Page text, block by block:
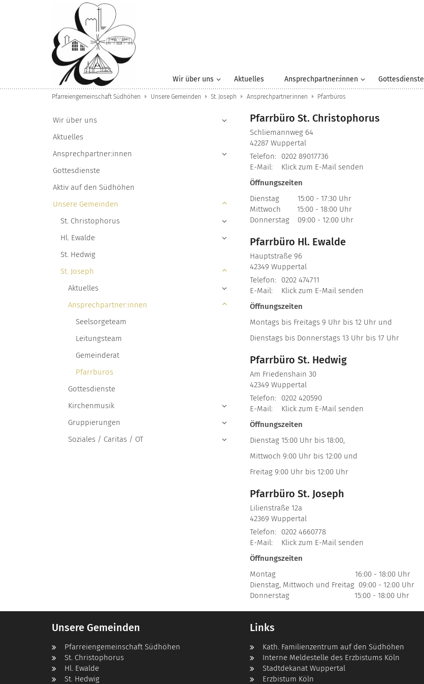
Wir über uns Aktuelles Ansprechpartner:innen Gottesdienste
Pfarreiengemeinschaft Südhöhen Unsere Gemeinden St. Joseph Ansprechpartner:innen Pfarrbüros
Pfarrbüro St. Christophorus
Schliemannweg 64
42287 Wuppertal
Telefon:
0202 89017736
E-Mail:
Klick zum E-Mail senden
Öffnungszeiten
Dienstag 15:00 - 17:30 Uhr
Mittwoch 15:00 - 18:00 Uhr
Donnerstag 09:00 - 12:00 Uhr
Pfarrbüro Hl. Ewalde
Hauptstraße 96
42349 Wuppertal
Telefon:
0202 474711
E-Mail:
Klick zum E-Mail senden
Öffnungszeiten
Montags bis Freitags 9 Uhr bis 12 Uhr und
Dienstags bis Donnerstags 13 Uhr bis 17 Uhr
Pfarrbüro St. Hedwig
Am Friedenshain 30
42349 Wuppertal
Telefon:
0202 420590
E-Mail:
Klick zum E-Mail senden
Öffnungszeiten
Dienstag 15:00 Uhr bis 18:00,
Mittwoch 9:00 Uhr bis 12:00 und
Freitag 9:00 Uhr bis 12:00 Uhr
Pfarrbüro St. Joseph
Lilienstraße 12a
42369 Wuppertal
Telefon:
0202 4660778
E-Mail:
Klick zum E-Mail senden
Öffnungszeiten
Montag 16:00 - 18:00 Uhr
Dienstag, Mittwoch und Freitag 09:00 - 12:00 Uhr
Donnerstag 15:00 - 18:00 Uhr
Wir über uns
Aktuelles
Ansprechpartner:innen
Gottesdienste
Aktiv auf den Südhöhen
Unsere Gemeinden
St. Christophorus
Hl. Ewalde
St. Hedwig
St. Joseph
Aktuelles
Ansprechpartner:innen
Seelsorgeteam
Leitungsteam
Gemeinderat
Pfarrbüros
Gottesdienste
Kirchenmusik
Gruppierungen
Soziales / Caritas / OT
Unsere Gemeinden
Pfarreiengemeinschaft Südhöhen
St. Christophorus
Hl. Ewalde
St. Hedwig
Links
Kath. Familienzentrum auf den Südhöhen
Interne Meldestelle des Erzbistums Köln
Stadtdekanat Wuppertal
Erzbistum Köln